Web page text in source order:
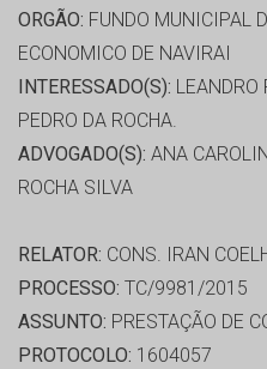
ORGÃO: FUNDO MUNICIPAL
ECONOMICO DE NAVIRAI
INTERESSADO(S): LEANDRO
PEDRO DA ROCHA.
ADVOGADO(S): ANA
ROCHA SILVA
RELATOR: CONS. IRAN
PROCESSO: TC/9981/2015
ASSUNTO: PRESTAÇÃO DE
PROTOCOLO: 1604057